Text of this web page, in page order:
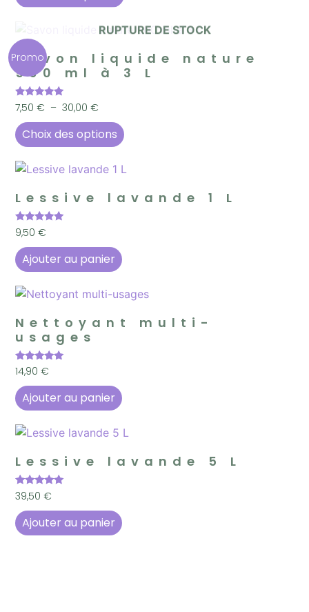
Promo
RUPTURE DE STOCK
Savon liquide nature
500 ml à 3 L
Note
5.00
sur 5
7,50€ – 30,00€
Choix des options
Lessive lavande 1 L
Note
5.00
sur 5
9,50€
Ajouter au panier
Nettoyant multi-
usages
Note
5.00
sur 5
14,90€
Ajouter au panier
Lessive lavande 5 L
Note
5.00
sur 5
39,50€
Ajouter au panier